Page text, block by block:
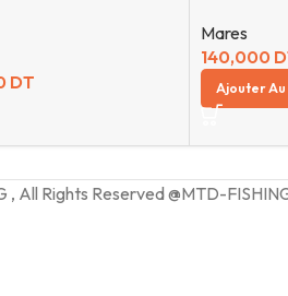
DT
Mares
140,000
Ajouter Au
All Rights Reserved @MTD-